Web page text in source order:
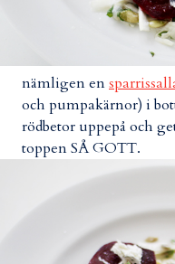
nämligen en
och pumpakärnor) i
rödbetor uppepå och
toppen SÅ GOTT.